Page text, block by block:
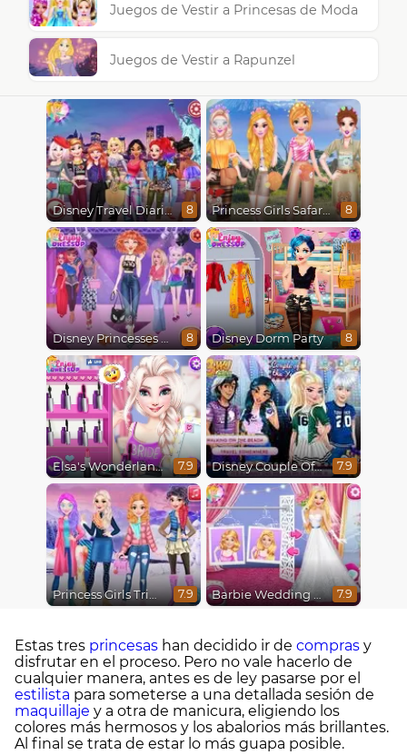
Juegos de Vestir a Princesas de Moda
Juegos de Vestir a Rapunzel
Disney Travel Diaries: City Break 8 Princess Girls Safari Trip 8
Disney Princesses Runway Show 8 Disney Dorm Party 8
Elsa's Wonderland Wedding 7.9 Disney Couple Of The Year 7.9
Princess Girls Trip To Aspen 7.9 Barbie Wedding Fun 7.9
Estas tres princesas han decidido ir de compras y
disfrutar en el proceso. Pero no vale hacerlo de
cualquier manera, antes es de ley pasarse por el
estilista para someterse a una detallada sesión de
maquillaje y a otra de manicura, eligiendo los
colores más hermosos y los abalorios más brillantes.
Al final se trata de estar lo más guapa posible.